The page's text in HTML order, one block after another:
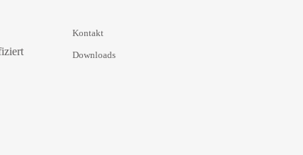
Kontakt
Downloads